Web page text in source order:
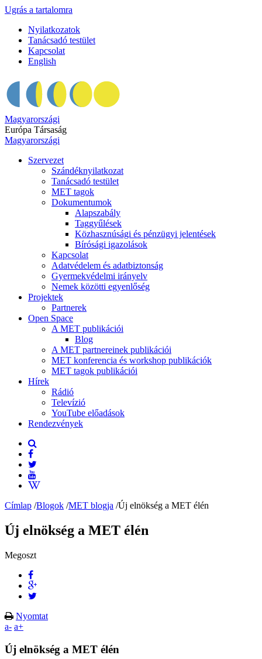
Ugrás a tartalomra
Nyilatkozatok
Tanácsadó testület
Kapcsolat
English
Magyarországi
Európa Társaság
Magyarországi
Szervezet
Szándéknyilatkozat
Tanácsadó testület
MET tagok
Dokumentumok
Alapszabály
Taggyűlések
Közhasznúsági és pénzügyi jelentések
Bírósági igazolások
Kapcsolat
Adatvédelem és adatbiztonság
Gyermekvédelmi irányelv
Nemek közötti egyenlőség
Projektek
Partnerek
Open Space
A MET publikációi
Blog
A MET partnereinek publikációi
MET konferencia és workshop publikációk
MET tagok publikációi
Hírek
Rádió
Televízió
YouTube előadások
Rendezvények
Címlap /Blogok /MET blogja /Új elnökség a MET élén
Új elnökség a MET élén
Megoszt
Nyomtat
a- a+
Új elnökség a MET élén